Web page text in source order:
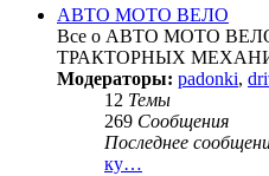
сообщению
АВТО МОТО ВЕЛО
Все о АВТО МОТО
ТРАКТОРНЫХ
Модераторы: padonki,
12 Темы
269 Сообщения
Последнее
ку…